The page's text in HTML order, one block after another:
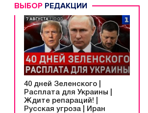
ВЫБОР РЕДАКЦИИ
40 дней Зеленского |
Расплата для Украины |
Ждите репараций! |
Русская угроза | Иран